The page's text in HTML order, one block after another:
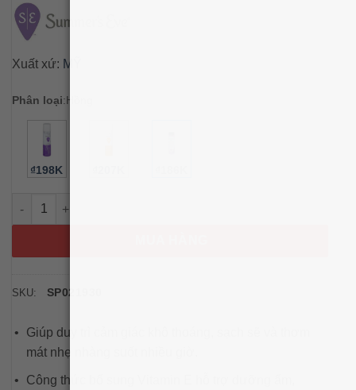
Xuất xứ: MỸ
Phân loại:Hồng
₫198K
Xịt phụ khoa Summer's Eve Freshening Spray 56.7g (Hồng) số
SKU: SP021930
Giúp duy trì cảm giác khô thoáng, sạch sẽ và thơm
mát nhẹ nhàng suốt nhiều giờ.
Công thức bổ sung Vitamin E hỗ trợ dưỡng ẩm,